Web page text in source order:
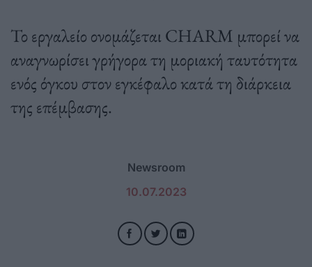
Το εργαλείο ονομάζεται CHARM μπορεί να
αναγνωρίσει γρήγορα τη μοριακή ταυτότητα
ενός όγκου στον εγκέφαλο κατά τη διάρκεια
της επέμβασης.
Newsroom
10.07.2023